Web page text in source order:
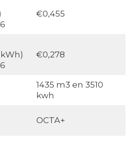
€0,455
€0,278
1435 m3 en 3510
kwh
OCTA+